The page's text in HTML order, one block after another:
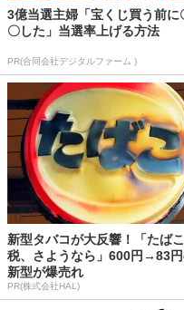
3億当選主婦「宝くじ買う前に
〇した」当選率上げる方法
PR(合同会社デジタルファーム )
新型タバコが大反響！「たばこ
税、さようなら」600円→83
新型が爆売れ
PR(株式会社HAL)